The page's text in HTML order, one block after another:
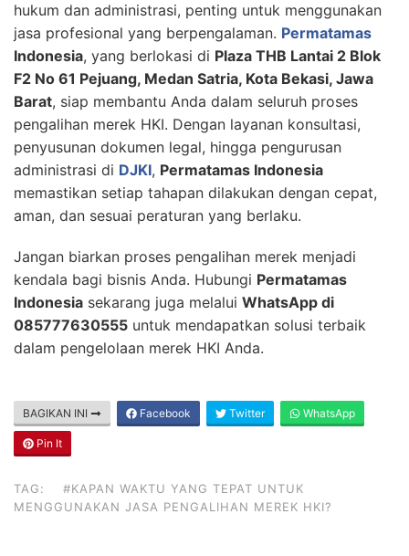
hukum dan administrasi, penting untuk menggunakan
jasa profesional yang berpengalaman. Permatamas
Indonesia, yang berlokasi di Plaza THB Lantai 2 Blok
F2 No 61 Pejuang, Medan Satria, Kota Bekasi, Jawa
Barat, siap membantu Anda dalam seluruh proses
pengalihan merek HKI. Dengan layanan konsultasi,
penyusunan dokumen legal, hingga pengurusan
administrasi di DJKI, Permatamas Indonesia
memastikan setiap tahapan dilakukan dengan cepat,
aman, dan sesuai peraturan yang berlaku.
Jangan biarkan proses pengalihan merek menjadi
kendala bagi bisnis Anda. Hubungi Permatamas
Indonesia sekarang juga melalui WhatsApp di
085777630555 untuk mendapatkan solusi terbaik
dalam pengelolaan merek HKI Anda.
BAGIKAN INI Facebook Twitter WhatsApp
Pin It
TAG:
#KAPAN WAKTU YANG TEPAT UNTUK
MENGGUNAKAN JASA PENGALIHAN MEREK HKI?